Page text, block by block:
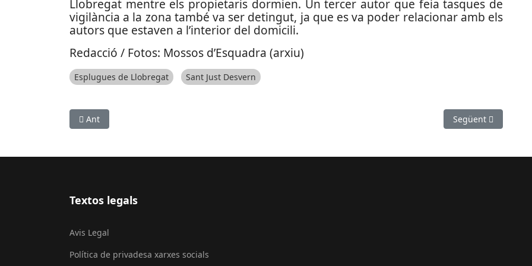
Llobregat mentre els propietaris dormien. Un tercer autor que feia tasques de
vigilància a la zona també va ser detingut, ja que es va poder relacionar amb els
autors que estaven a l’interior del domicili.
Redacció / Fotos: Mossos d’Esquadra (arxiu)
Esplugues de Llobregat Sant Just Desvern
Article anterior: S’incendia una nau de ferralla a Esparreguera
Ant Article següent:
Següent
Textos legals
Avis Legal
Política de privadesa xarxes socials